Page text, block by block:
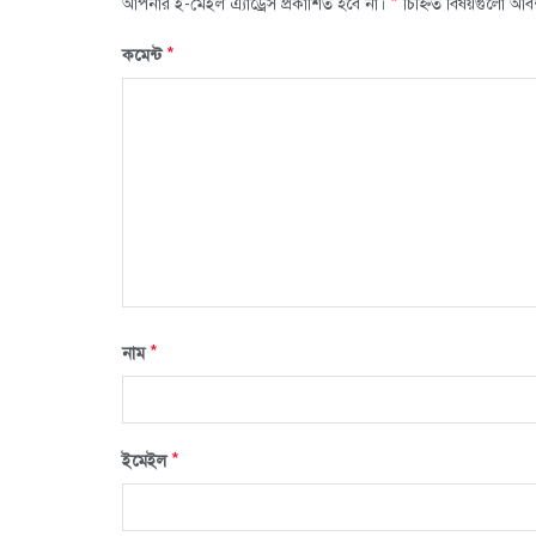
আপনার ই-মেইল এ্যাড্রেস প্রকাশিত হবে না। চিহ্নিত বিষয়গুলো
কমেন্ট*
নাম*
ইমেইল*